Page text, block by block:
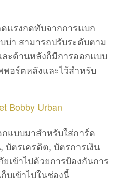
แรงกดทับจากการแบก
บ่า สามารถปรับระดับตาม
ะด้านหลังก็มีการออกแบบ
อร์ตหลังและไว้สำหรับ
แบบมาสำหรับใส่การ์ด
ตรเครดิต, บัตรการเงิน
เข้าไปด้วยการป้องกันการ
บเข้าไปในช่องนี้